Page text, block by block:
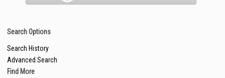
Search Options
Search History
Advanced Search
Find More